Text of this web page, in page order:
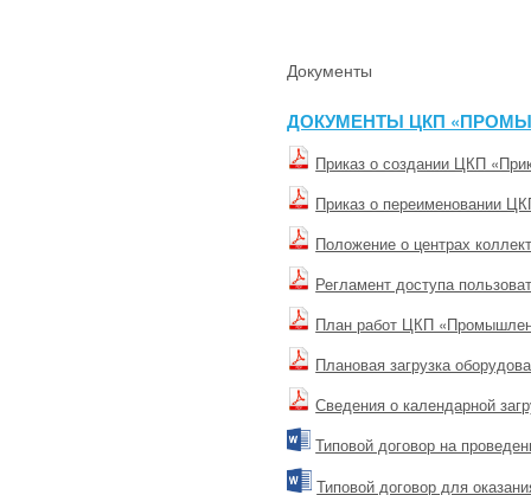
Документы
ДОКУМЕНТЫ ЦКП
Приказ о создании ЦКП
Приказ о переименовании
Положение о центрах
Регламент доступа
План работ ЦКП
Плановая загрузка
Сведения о календарной
Типовой договор на
Типовой договор для